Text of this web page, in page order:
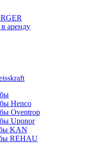
аренду
Henco
Oventrop
Uponor
KAN
REHAU